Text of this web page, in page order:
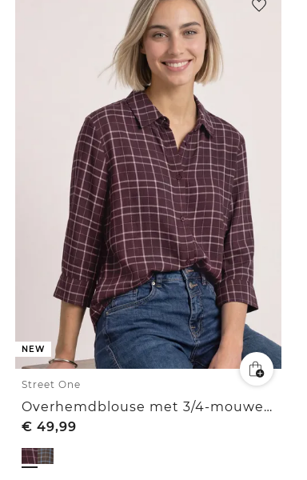
NEW
Street One
Overhemdblouse met 3/4-mouwen en patroon
€ 49,99